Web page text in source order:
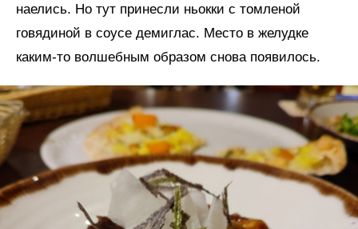
наелись. Но тут принесли ньокки с томленой
говядиной в соусе демиглас. Место в желудке
каким-то волшебным образом снова появилось.